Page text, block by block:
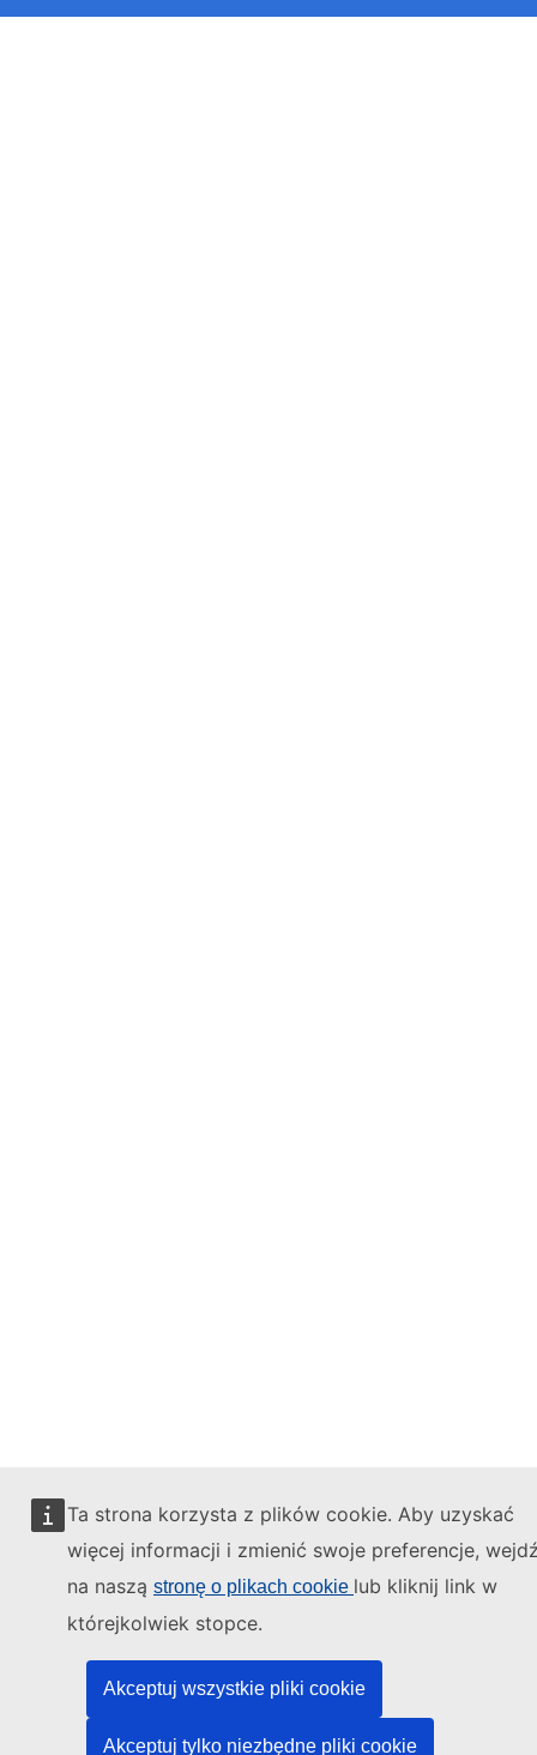
Ta strona korzysta z plików cookie. Aby uzyskać
więcej informacji i zmienić swoje preferencje,
na naszą stronę o plikach cookie lub kliknij link w
którejkolwiek stopce.
Akceptuj wszystkie pliki cookie
Akceptuj tylko niezbędne pliki cookie